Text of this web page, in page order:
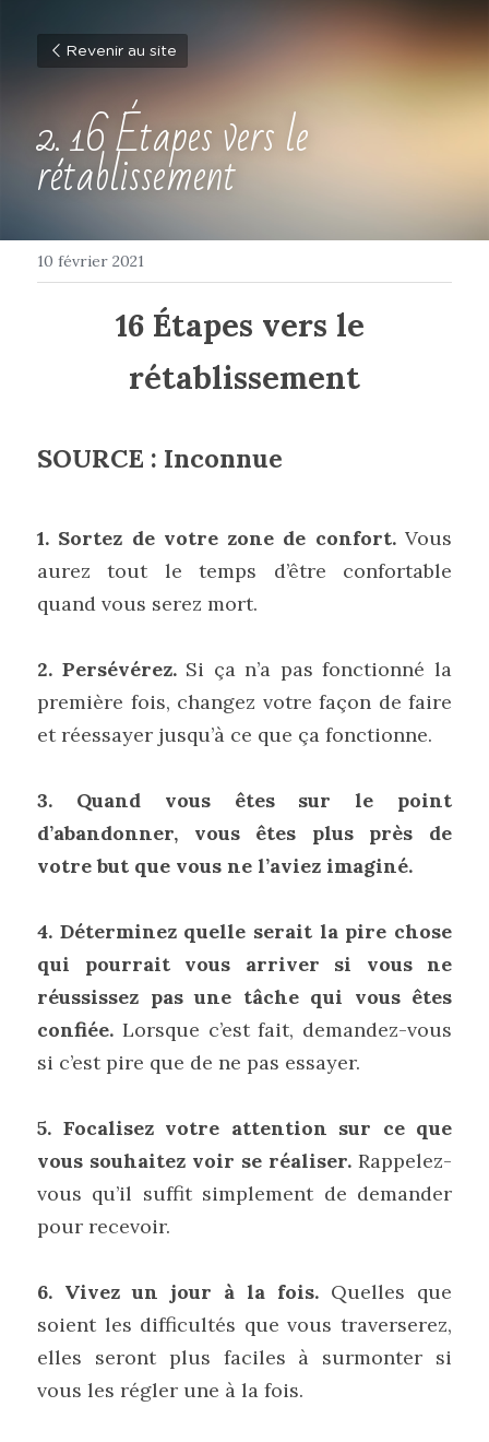
Revenir au site
2. 16 Étapes vers le
rétablissement
10 février 2021
16 Étapes vers le
rétablissement
SOURCE : Inconnue
1. Sortez de votre zone de confort. Vous
aurez tout le temps d’être confortable
quand vous serez mort.
2. Persévérez. Si ça n’a pas fonctionné la
première fois, changez votre façon de faire
et réessayer jusqu’à ce que ça fonctionne.
3. Quand vous êtes sur le point
d’abandonner, vous êtes plus près de
votre but que vous ne l’aviez imaginé.
4. Déterminez quelle serait la pire chose
qui pourrait vous arriver si vous ne
réussissez pas une tâche qui vous êtes
confiée. Lorsque c’est fait, demandez-vous
si c’est pire que de ne pas essayer.
5. Focalisez votre attention sur ce que
vous souhaitez voir se réaliser. Rappelez-
vous qu’il suffit simplement de demander
pour recevoir.
6. Vivez un jour à la fois. Quelles que
soient les difficultés que vous traverserez,
elles seront plus faciles à surmonter si
vous les régler une à la fois.